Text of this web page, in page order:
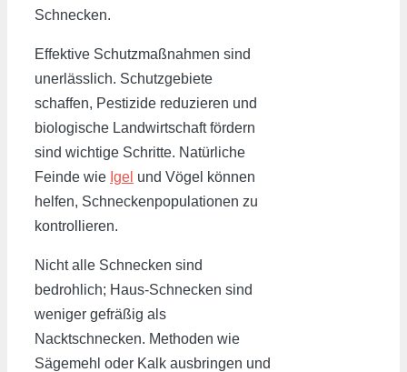
Schnecken.
Effektive Schutzmaßnahmen sind
unerlässlich. Schutzgebiete
schaffen, Pestizide reduzieren und
biologische Landwirtschaft fördern
sind wichtige Schritte. Natürliche
Feinde wie Igel und Vögel können
helfen, Schneckenpopulationen zu
kontrollieren.
Nicht alle Schnecken sind
bedrohlich; Haus-Schnecken sind
weniger gefräßig als
Nacktschnecken. Methoden wie
Sägemehl oder Kalk ausbringen und